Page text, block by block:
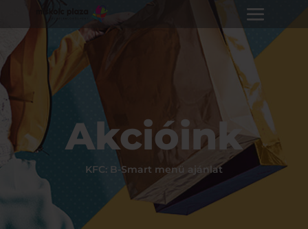
Akcióink
KFC: B-Smart menü ajánlat